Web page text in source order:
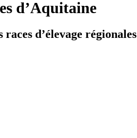
d’Aquitaine
d’élevage régionales